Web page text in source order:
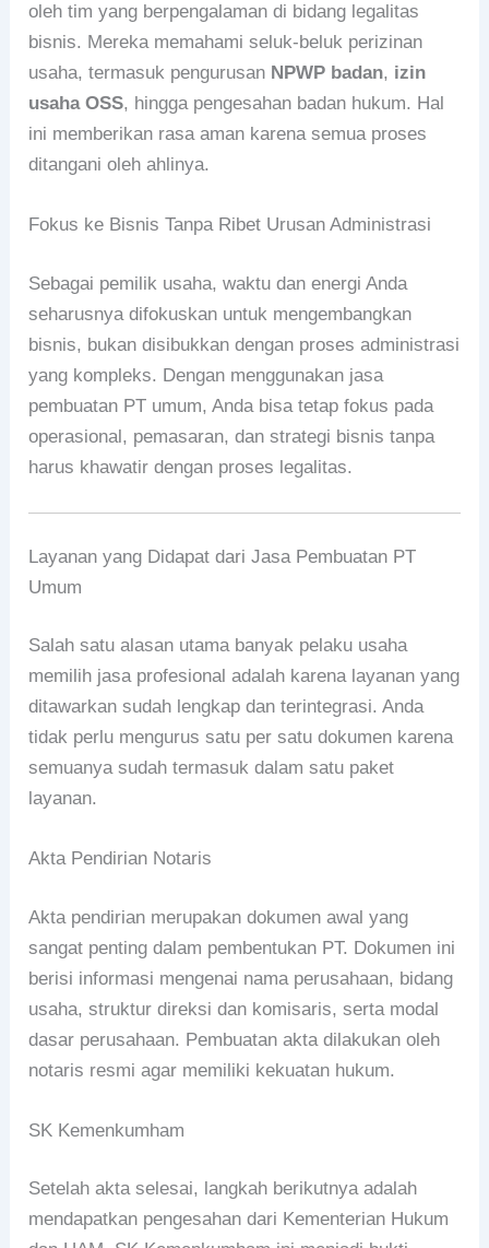
oleh tim yang berpengalaman di bidang legalitas
bisnis. Mereka memahami seluk-beluk perizinan
usaha, termasuk pengurusan NPWP badan, izin
usaha OSS, hingga pengesahan badan hukum. Hal
ini memberikan rasa aman karena semua proses
ditangani oleh ahlinya.
Fokus ke Bisnis Tanpa Ribet Urusan Administrasi
Sebagai pemilik usaha, waktu dan energi Anda
seharusnya difokuskan untuk mengembangkan
bisnis, bukan disibukkan dengan proses administrasi
yang kompleks. Dengan menggunakan jasa
pembuatan PT umum, Anda bisa tetap fokus pada
operasional, pemasaran, dan strategi bisnis tanpa
harus khawatir dengan proses legalitas.
Layanan yang Didapat dari Jasa Pembuatan PT
Umum
Salah satu alasan utama banyak pelaku usaha
memilih jasa profesional adalah karena layanan yang
ditawarkan sudah lengkap dan terintegrasi. Anda
tidak perlu mengurus satu per satu dokumen karena
semuanya sudah termasuk dalam satu paket
layanan.
Akta Pendirian Notaris
Akta pendirian merupakan dokumen awal yang
sangat penting dalam pembentukan PT. Dokumen ini
berisi informasi mengenai nama perusahaan, bidang
usaha, struktur direksi dan komisaris, serta modal
dasar perusahaan. Pembuatan akta dilakukan oleh
notaris resmi agar memiliki kekuatan hukum.
SK Kemenkumham
Setelah akta selesai, langkah berikutnya adalah
mendapatkan pengesahan dari Kementerian Hukum